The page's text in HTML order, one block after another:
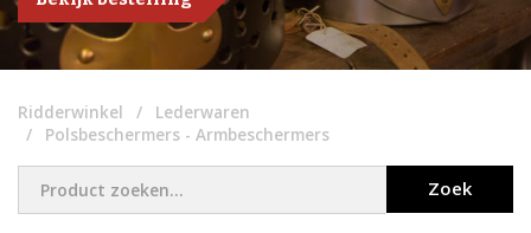
Ridderwinkel
Lederwaren
Polsbeschermers - Armbeschermers
Zoek